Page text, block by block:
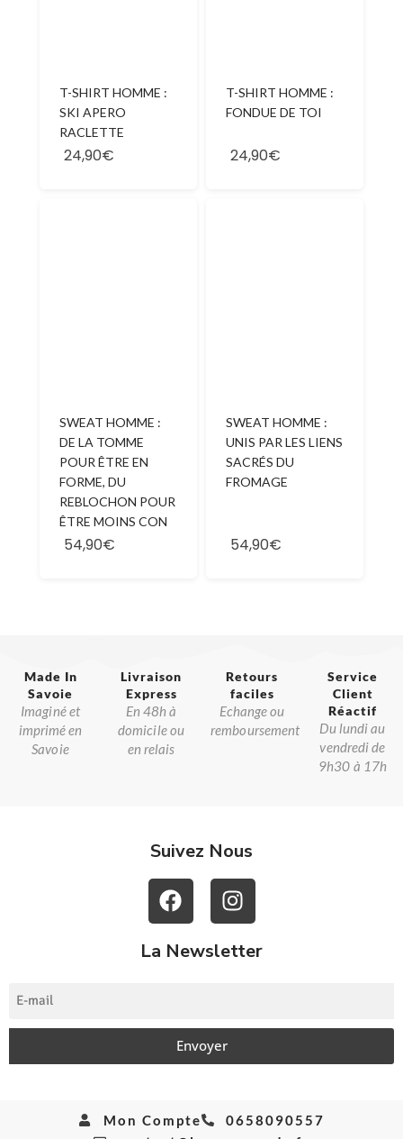
T-SHIRT HOMME :
SKI APERO
RACLETTE
24,90€
T-SHIRT HOMME :
FONDUE DE TOI
24,90€
SWEAT HOMME :
DE LA TOMME
POUR ÊTRE EN
FORME, DU
REBLOCHON POUR
ÊTRE MOINS CON
54,90€
SWEAT HOMME :
UNIS PAR LES LIENS
SACRÉS DU
FROMAGE
54,90€
Made In
Savoie​
Imaginé et
imprimé en
Savoie
Livraison
Express
En 48h à
domicile ou
en relais
Retours
faciles
Echange ou
remboursement
Service
Client
Réactif​
Du lundi au
vendredi de
9h30 à 17h
Suivez Nous
La Newsletter
Envoyer
Mon Compte
0658090557